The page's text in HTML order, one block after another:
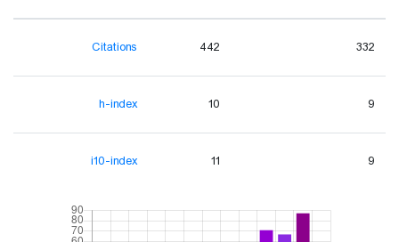
Citations 442 332
h-index 10 9
i10-index 11 9